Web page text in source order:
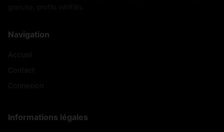
Navigation
Informations légales